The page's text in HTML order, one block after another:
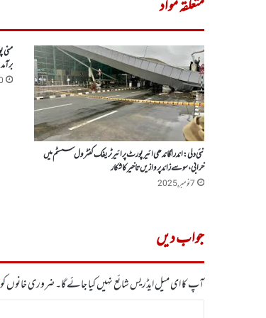
متعلقہ مواد
نئی دلی:اندرا گاندھی ائیر پورٹ پر ائیر ٹریفک کنٹرول سسٹم میں
خرابی، سوسے زائدپروازیں تاخیر کا شکار
7 نومبر, 2025
منی
برآمد
10
جواب دیں
آپ کا ای میل ایڈریس شائع نہیں کیا جائے گا۔ضروری خانوں کو